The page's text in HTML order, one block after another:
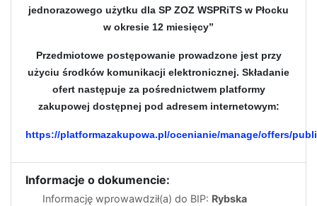
jednorazowego użytku dla SP ZOZ WSPRiTS w Płocku
w okresie 12 miesięcy”
Przedmiotowe postępowanie prowadzone jest przy
użyciu środków komunikacji elektronicznej. Składanie
ofert następuje za pośrednictwem platformy
zakupowej dostępnej pod adresem internetowym:
https://platformazakupowa.pl/ocenianie/manage/offers/
Informacje o dokumencie:
Informację wprowawdził(a) do BIP: Rybska